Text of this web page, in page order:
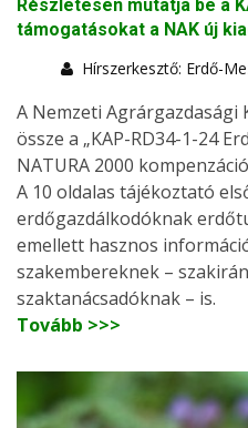
Részletesen mutatja be a
támogatásokat a NAK új
Hírszerkesztő: Erdő-
A Nemzeti
össze a „KAP-RD34-1-24
NATURA 2000
A 10 oldalas tájékoztató
erdőgazdálkodóknak
emellett hasznos
szakembereknek –
szaktanácsadóknak – is.
Tovább >>>